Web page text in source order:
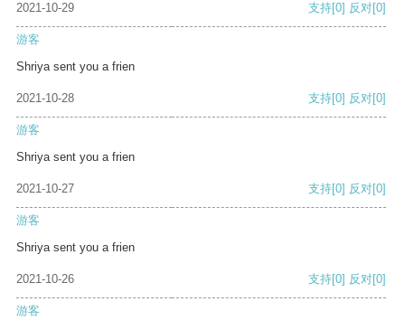
2021-10-29 支持[0] 反对[0]
游客
Shriya sent you a frien
2021-10-28 支持[0] 反对[0]
游客
Shriya sent you a frien
2021-10-27 支持[0] 反对[0]
游客
Shriya sent you a frien
2021-10-26 支持[0] 反对[0]
游客